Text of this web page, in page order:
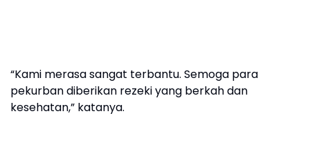
“Kami merasa sangat terbantu. Semoga para
pekurban diberikan rezeki yang berkah dan
kesehatan,” katanya.